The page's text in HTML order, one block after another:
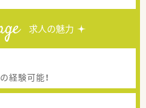
求人の魅力
経験可能！